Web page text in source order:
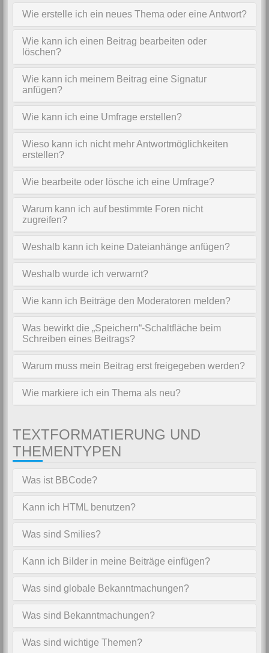
Wie erstelle ich ein neues Thema oder eine Antwort?
Wie kann ich einen Beitrag bearbeiten oder
löschen?
Wie kann ich meinem Beitrag eine Signatur
anfügen?
Wie kann ich eine Umfrage erstellen?
Wieso kann ich nicht mehr Antwortmöglichkeiten
erstellen?
Wie bearbeite oder lösche ich eine Umfrage?
Warum kann ich auf bestimmte Foren nicht
zugreifen?
Weshalb kann ich keine Dateianhänge anfügen?
Weshalb wurde ich verwarnt?
Wie kann ich Beiträge den Moderatoren melden?
Was bewirkt die „Speichern“-Schaltfläche beim
Schreiben eines Beitrags?
Warum muss mein Beitrag erst freigegeben werden?
Wie markiere ich ein Thema als neu?
TEXTFORMATIERUNG UND
THEMENTYPEN
Was ist BBCode?
Kann ich HTML benutzen?
Was sind Smilies?
Kann ich Bilder in meine Beiträge einfügen?
Was sind globale Bekanntmachungen?
Was sind Bekanntmachungen?
Was sind wichtige Themen?